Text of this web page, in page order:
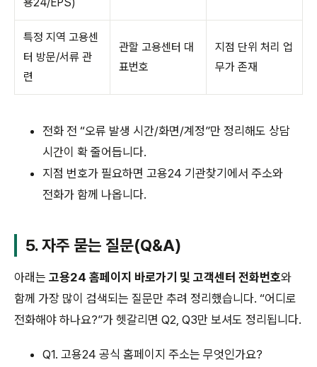
특정 지역 고용센
터 방문/서류 관
련
관할 고용센터 대
표번호
지점 단위 처리 업
무가 존재
전화 전 “오류 발생 시간/화면/계정”만 정리해도 상담
시간이 확 줄어듭니다.
지점 번호가 필요하면 고용24 기관찾기에서 주소와
전화가 함께 나옵니다.
5. 자주 묻는 질문(Q&A)
아래는 고용24 홈페이지 바로가기 및 고객센터 전화번호와
함께 가장 많이 검색되는 질문만 추려 정리했습니다. “어디로
전화해야 하나요?”가 헷갈리면 Q2, Q3만 보셔도 정리됩니다.
Q1. 고용24 공식 홈페이지 주소는 무엇인가요?